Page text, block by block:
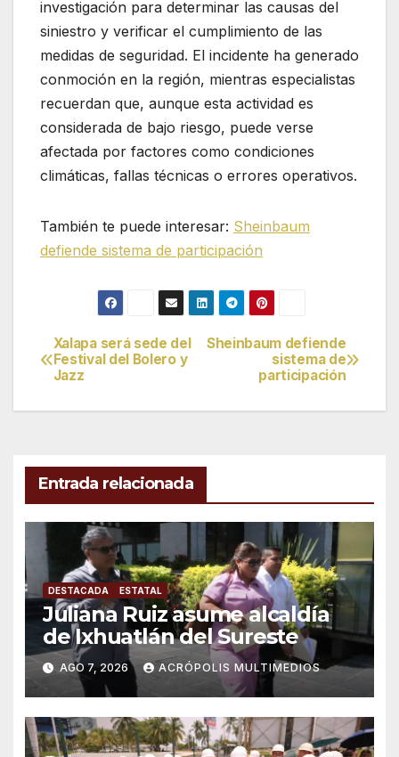
investigación para determinar las causas del
siniestro y verificar el cumplimiento de las
medidas de seguridad. El incidente ha generado
conmoción en la región, mientras especialistas
recuerdan que, aunque esta actividad es
considerada de bajo riesgo, puede verse
afectada por factores como condiciones
climáticas, fallas técnicas o errores operativos.
También te puede interesar: Sheinbaum
defiende sistema de participación
Navegación
de
Sheinbaum defiende
sistema de
participación
Xalapa será sede del
Festival del Bolero y
Jazz
Entrada relacionada
DESTACADA ESTATAL
Juliana Ruiz asume alcaldía
de Ixhuatlán del Sureste
AGO 7, 2026 ACRÓPOLIS MULTIMEDIOS